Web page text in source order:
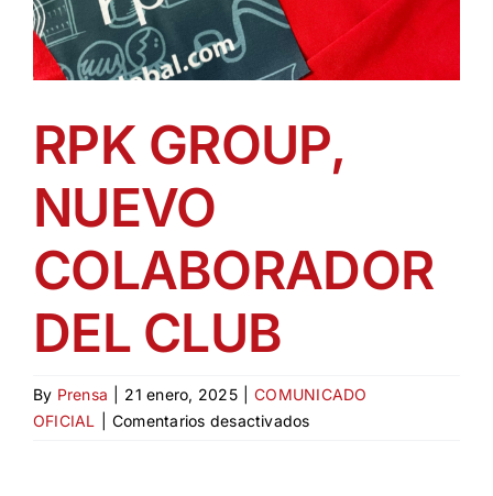
RPK GROUP,
NUEVO
COLABORADOR
DEL CLUB
By Prensa 21 enero, 2025
COMUNICADO
OFICIAL
Comentarios desactivadosen